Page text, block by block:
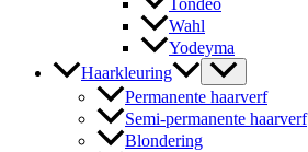
Tondeo
Wahl
Yodeyma
Haarkleuring
Permanente haarverf
Semi-permanente haarverf
Blondering